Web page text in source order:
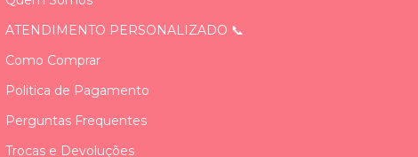
ATENDIMENTO PERSONALIZADO 📞
Como Comprar
Politica de Pagamento
Perguntas Frequentes
Trocas e Devoluções